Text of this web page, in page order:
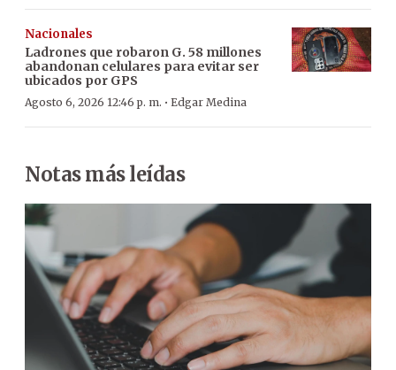
Nacionales
Ladrones que robaron G. 58 millones
abandonan celulares para evitar ser
ubicados por GPS
Agosto 6, 2026 12:46 p. m. · Edgar Medina
Notas más leídas